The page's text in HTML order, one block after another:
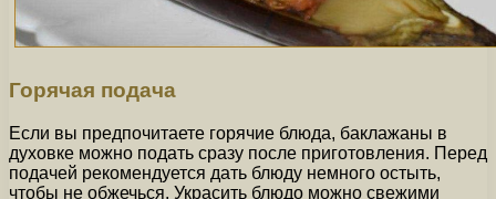
Горячая подача
Если вы предпочитаете горячие блюда, баклажаны в
духовке можно подать сразу после приготовления. Перед
подачей рекомендуется дать блюду немного остыть,
чтобы не обжечься. Украсить блюдо можно свежими